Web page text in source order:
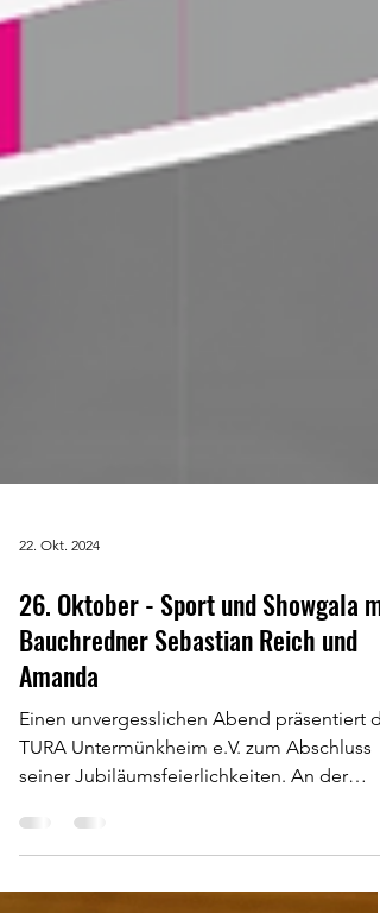
26. Oktober - Sport und Showgala mit
Bauchredner Sebastian Reich und
Amanda
Einen unvergesslichen Abend präsentiert
TURA Untermünkheim e.V. zum Abschluss
seiner Jubiläumsfeierlichkeiten. An der